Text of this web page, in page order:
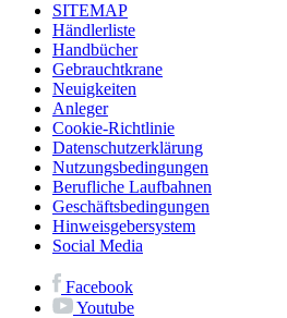
SITEMAP
Händlerliste
Handbücher
Gebrauchtkrane
Neuigkeiten
Anleger
Cookie-Richtlinie
Datenschutzerklärung
Nutzungsbedingungen
Berufliche Laufbahnen
Geschäftsbedingungen
Hinweisgebersystem
Social Media
Facebook
Youtube